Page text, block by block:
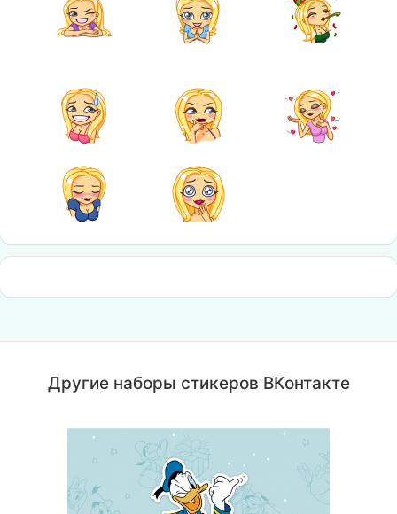
Другие наборы стикеров ВКонтакте